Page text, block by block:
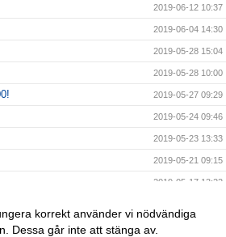
2019-06-12 10:37
2019-06-04 14:30
2019-05-28 15:04
2019-05-28 10:00
2019-05-27 09:29
2019-05-24 09:46
2019-05-23 13:33
2019-05-21 09:15
2019-05-17 13:22
2019-05-15 13:19
korrekt använder vi nödvändiga
Dessa går inte att stänga av.